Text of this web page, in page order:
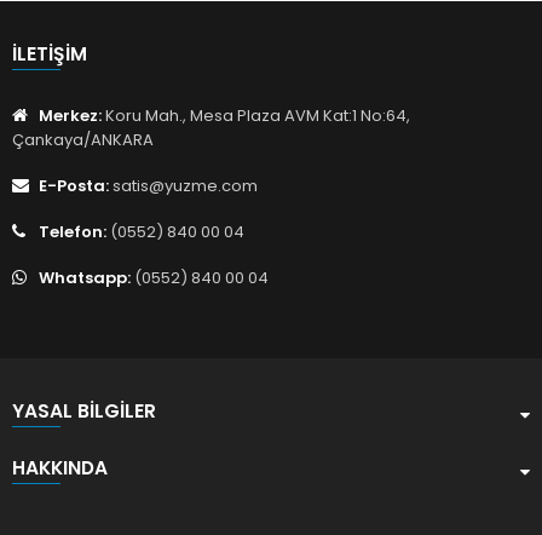
İLETIŞIM
Merkez:Koru Mah., Mesa Plaza AVM Kat:1 No:64,
Çankaya/ANKARA
E-Posta:satis@yuzme.com
Telefon: (0552) 840 00 04
Whatsapp: (0552) 840 00 04
YASAL BILGILER
HAKKINDA